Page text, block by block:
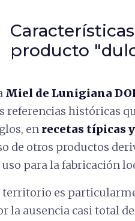
producto
Miel de Lunigiana
referencias históricas
en recetas típicas
de otros productos
uso para la fabricación
territorio es
la ausencia casi total